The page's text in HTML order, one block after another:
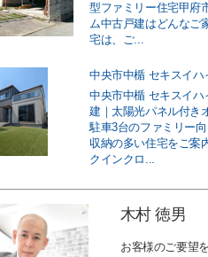
型ファミリー住宅甲府
ム中古戸建はどんなご
宅は、ご...
中央市中楯 セキスイハ
建｜太陽光パネル付き
駐車3台のファミリー
収納の多い住宅をご案
クインクロ...
木村 徳男
お客様のご要望